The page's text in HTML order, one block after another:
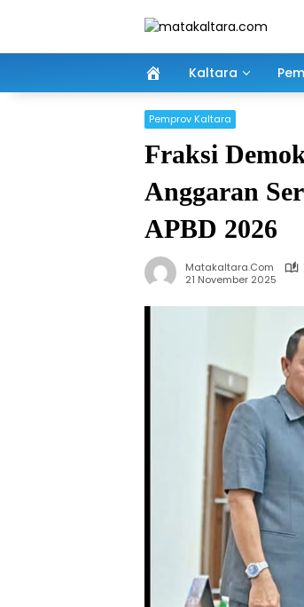
Kaltara
Pemprov Kaltara
Fraksi
Anggaran
APBD 2026
Matakaltara.com
21 November 2025